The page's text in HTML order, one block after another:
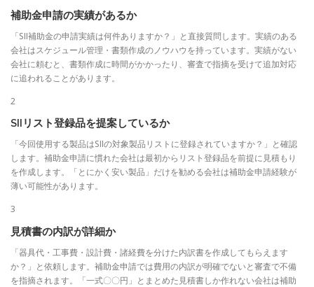
補助金申請の実績があるか
「SII補助金の申請実績は何件ありますか？」と直接質問します。実績のある
会社はスケジュール管理・書類作成のノウハウを持っています。実績がない
会社に頼むと、書類作成に時間がかかったり、審査で指摘を受けて追加対応
に追われることがあります。
2
SIIリスト登録品を提案しているか
「今回使用する製品はSIIの対象製品リストに登録されていますか？」と確認
します。補助金申請に慣れた会社は最初からリスト登録品を前提に見積もり
を作成します。「とにかく安い製品」だけを勧める会社は補助金申請経験が
薄い可能性があります。
3
見積書の内訳が詳細か
「器具代・工事費・設計費・諸経費を分けた内訳書を作成してもらえます
か？」と依頼します。補助金申請では費用の内訳が明確でないと審査で不備
を指摘されます。「一式〇〇円」とまとめた見積書しか作れない会社は補助